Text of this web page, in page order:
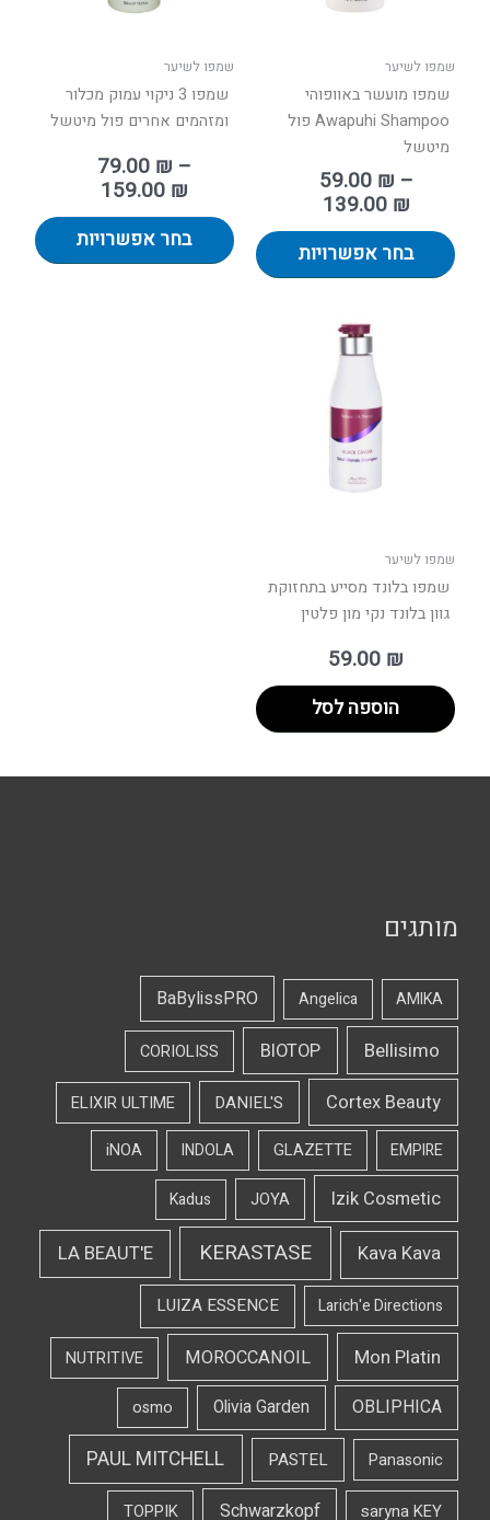
שמפו לשיער
שמפו בלונד מסייע בתחזוקת
גוון בלונד נקי מון פלטין
59.00 ₪
הוספה לסל
שמפו לשיער
שמפו 3 ניקוי עמוק מכלור
ומזהמים אחרים פול מיטשל
79.00 ₪ –
159.00 ₪
בחר אפשרויות
שמפו לשיער
שמפו מועשר באוופוהי
Awapuhi Shampoo פול
מיטשל
59.00 ₪ –
139.00 ₪
בחר אפשרויות
בעמוד
המוצר
מותגים
AMIKA
Angelica
BaBylissPRO
Bellisimo
BIOTOP
CORIOLISS
Cortex Beauty
DANIEL'S
ELIXIR ULTIME
EMPIRE
GLAZETTE
INDOLA
iNOA
Izik Cosmetic
JOYA
Kadus
Kava Kava
KERASTASE
LA BEAUT'E
Larich'e Directions
LUIZA ESSENCE
Mon Platin
MOROCCANOIL
NUTRITIVE
OBLIPHICA
Olivia Garden
osmo
Panasonic
PASTEL
PAUL MITCHELL
saryna KEY
Schwarzkopf
TOPPIK